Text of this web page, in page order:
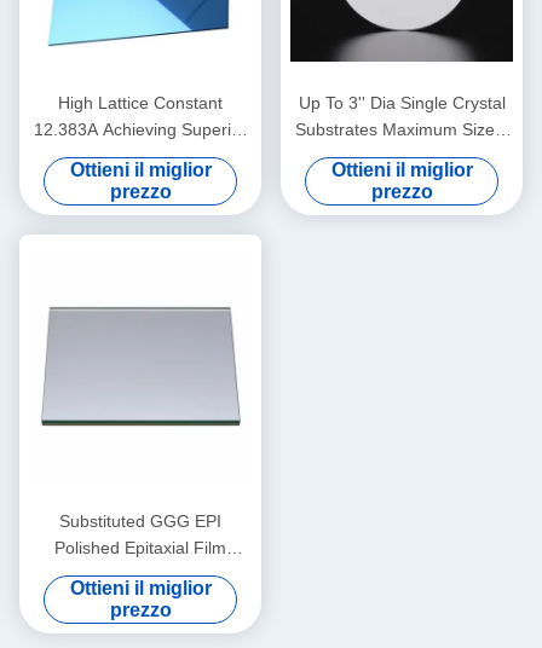
High Lattice Constant
12.383A Achieving Superior
Performance with 0.5 Mm
Thickness
Ottieni il miglior
prezzo
Up To 3'' Dia Single Crystal
Substrates Maximum Size 4
Inch Diameter Thickness 0.5
Mm
Ottieni il miglior
prezzo
Substituted GGG EPI
Polished Epitaxial Film
Substrates for Advanced
Thin Film Applications
Ottieni il miglior
prezzo